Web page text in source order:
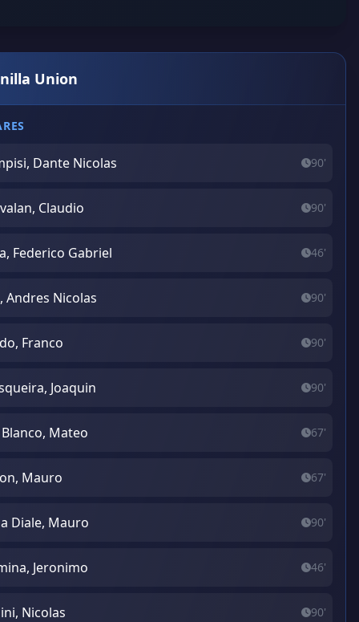
Union
Dante Nicolas 90'
Claudio 90'
Federico Gabriel 46'
Andres Nicolas 90'
Franco 90'
Joaquin 90'
Mateo 67'
Mauro 67'
Diale, Mauro 90'
Jeronimo 46'
Nicolas 90'